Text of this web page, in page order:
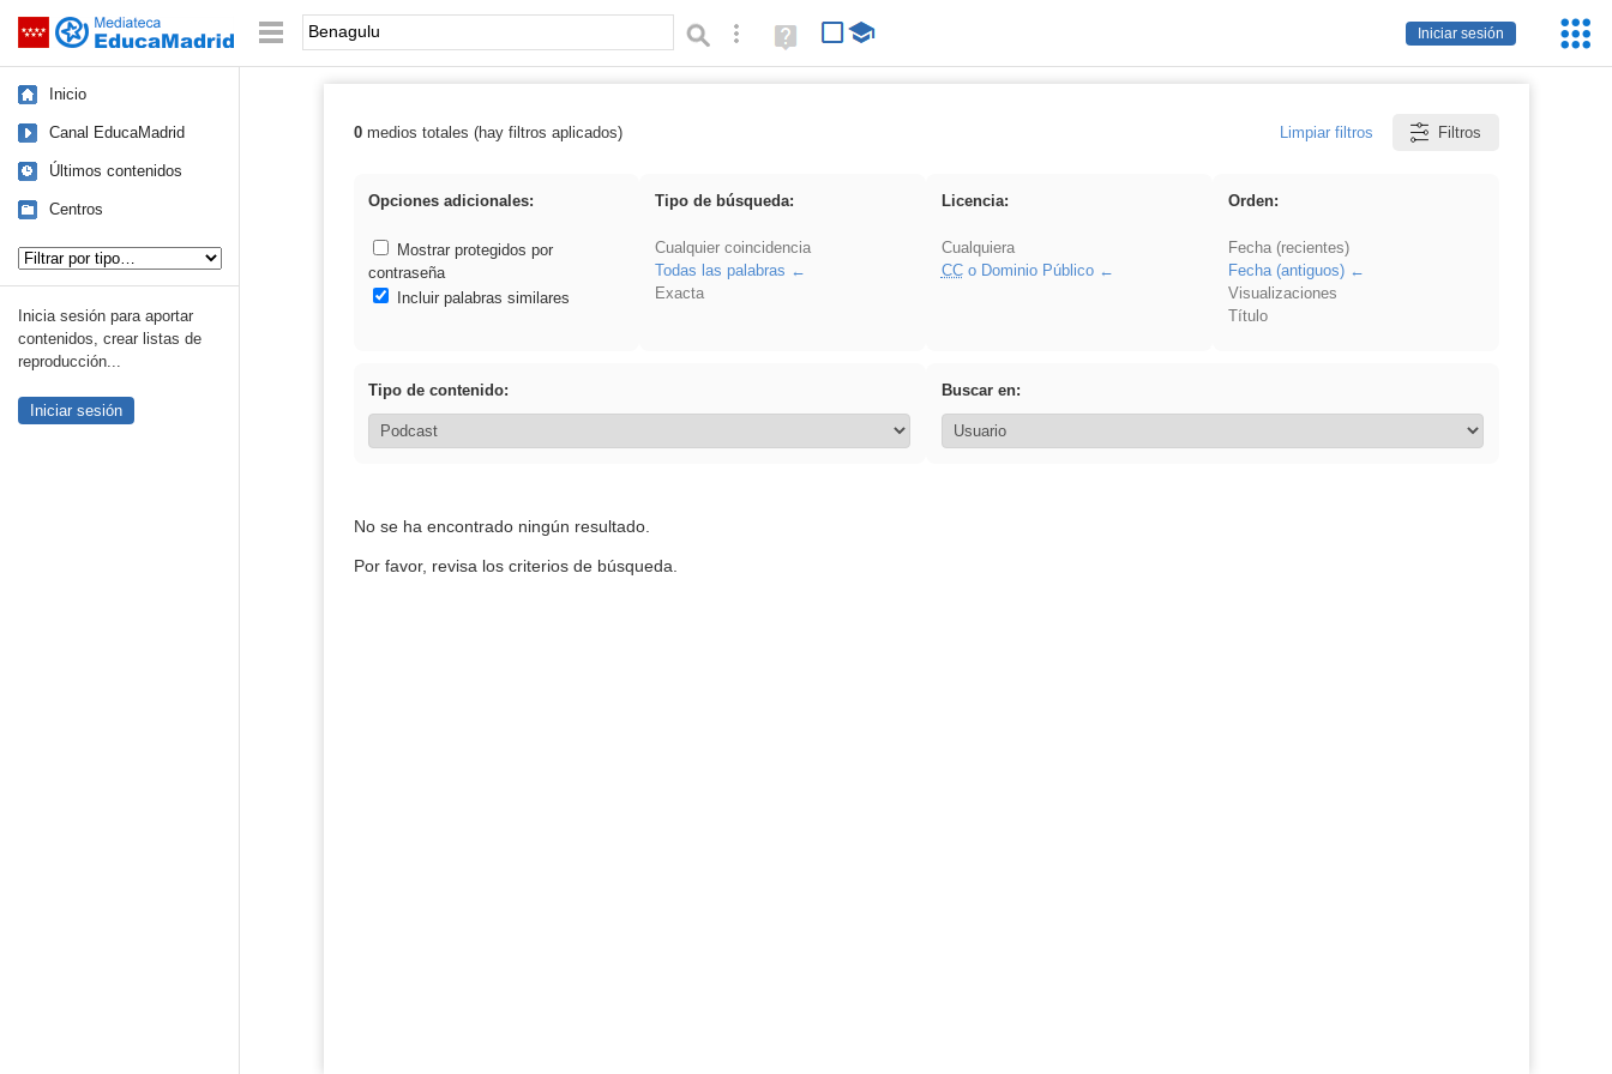
Saltar navegación
Iniciar sesión
Palabra o frase: Búsqueda avanzada
Ayuda
(en
Inicio
Canal EducaMadrid
Últimos contenidos
Centros
Inicia sesión para aportar
contenidos, crear listas de
reproducción...
Iniciar sesión
Resultados de: Benagulu
0medios totales (hay filtros aplicados) Limpiar filtros Filtros
Opciones adicionales:
Mostrar protegidos por
contraseña
Incluir palabras similares
Tipo de búsqueda:
Cualquier coincidencia
Todas las palabras
Exacta
Licencia:
Cualquiera
CCo Dominio Público
Orden:
Fecha (recientes)
Fecha (antiguos)
Visualizaciones
Título
Tipo de contenido: Buscar en:
No se ha encontrado ningún resultado.
Por favor, revisa los criterios de búsqueda.